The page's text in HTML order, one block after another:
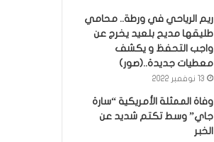
ريم الرياحي في ورطة.. محامي
طليقها مديح بلعيد يخرج عن
واجب التحفظ و يكشف
معطيات جديدة..(صور)
13 نوفمبر 2022
وفاة الممثلة الأمريكية “سارة
جاي” وسط تكتم شديد عن
الخبر